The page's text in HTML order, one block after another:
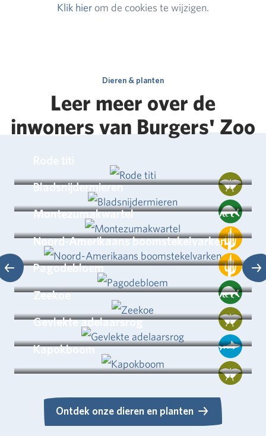
Klik hier om de cookies te wijzigen.
Dieren & planten
Leer meer over de
inwoners van Burgers' Zoo
Bladsnijdermieren
Montezumakwartel
Noord-Amerikaans boomstekelvarken
Pagodebloem
Zeekoe
Gevlekte adelaarsrog
Kapokboom
Ontdek onze dieren en planten